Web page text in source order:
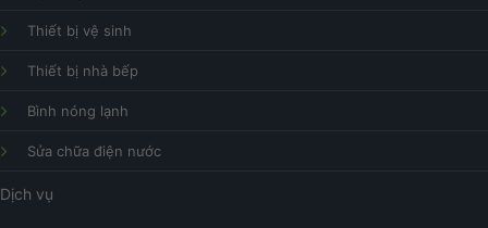
Thiết bị vệ sinh
Thiết bị nhà bếp
Bình nóng lạnh
Sửa chữa điện nước
Dịch vụ